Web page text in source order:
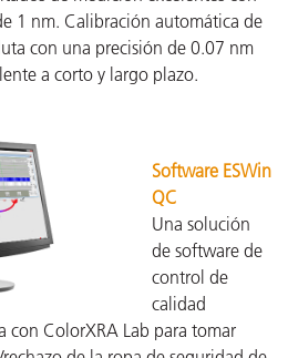
1 nm. Calibración automática de
con una precisión de 0.07 nm
a corto y largo plazo.
Software ESWin
QC
Una solución
de software de
control de
calidad
con ColorXRA Lab para tomar